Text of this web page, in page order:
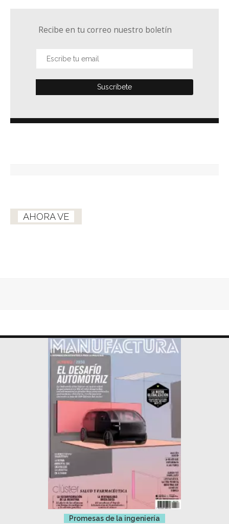
Recibe en tu correo nuestro boletín
AHORA VE
Promesas de la ingeniería